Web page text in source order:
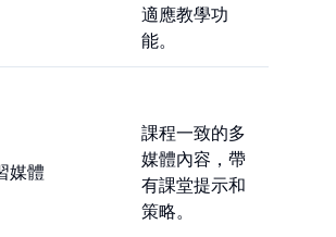
適應教學功
能。
媒體
課程一致的多
媒體內容，帶
有課堂提示和
策略。